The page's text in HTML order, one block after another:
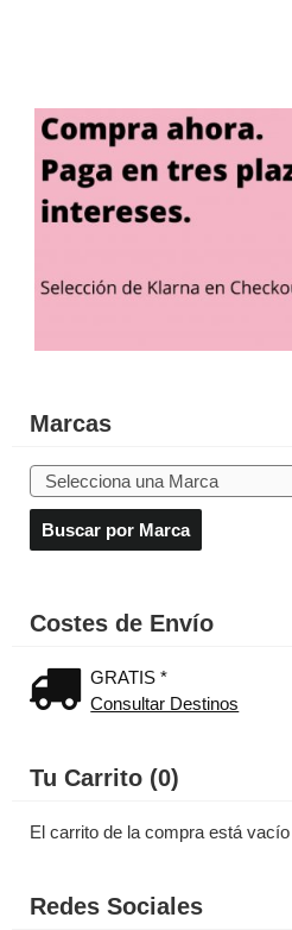
Marcas
Costes de Envío
GRATIS *
Consultar Destinos
Tu Carrito (0)
El carrito de la compra está vacío
Redes Sociales